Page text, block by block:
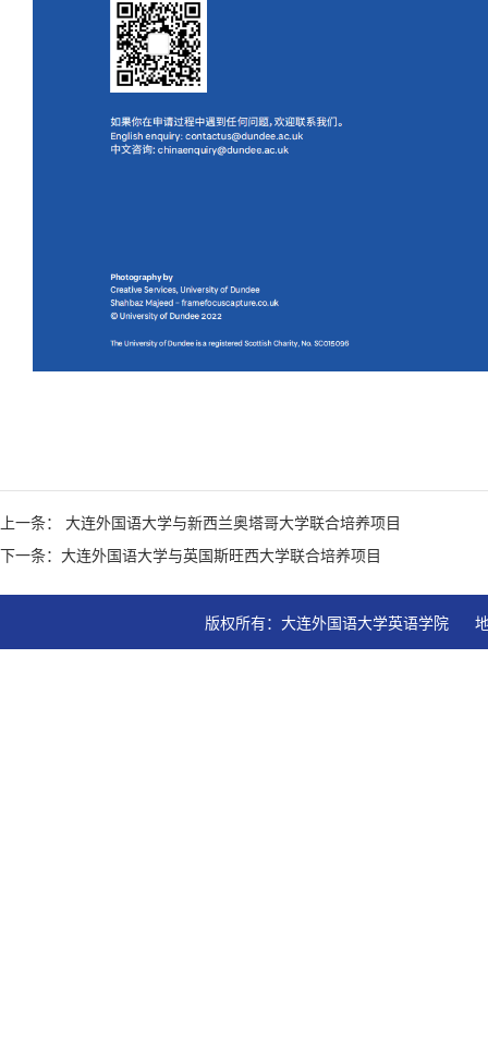
上一条： 大连外国语大学与新西兰奥塔哥大学联合培养项目
下一条：大连外国语大学与英国斯旺西大学联合培养项目
版权所有：大连外国语大学英语学院